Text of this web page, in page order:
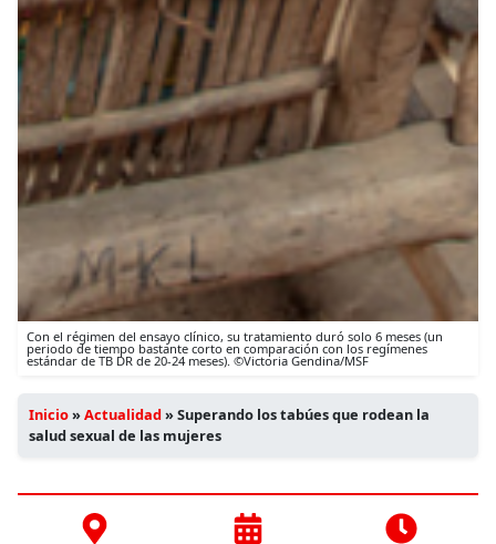
Con el régimen del ensayo clínico, su tratamiento duró solo 6 meses (un
periodo de tiempo bastante corto en comparación con los regímenes
estándar de TB DR de 20-24 meses). ©Victoria Gendina/MSF
Inicio»Actualidad»Superando los tabúes que rodean la
salud sexual de las mujeres